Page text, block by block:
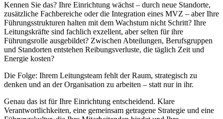
Kennen Sie das? Ihre Einrichtung wächst – durch neue Standorte,
zusätzliche Fachbereiche oder die Integration eines MVZ – aber Ihre
Führungsstrukturen halten mit dem Wachstum nicht Schritt? Ihre
Leitungskräfte sind fachlich exzellent, aber selten für ihre
Führungsrolle ausgebildet? Zwischen Abteilungen, Berufsgruppen
und Standorten entstehen Reibungsverluste, die täglich Zeit und
Energie kosten?
Die Folge: Ihrem Leitungsteam fehlt der Raum, strategisch zu
denken und an der Organisation zu arbeiten – statt nur in ihr.
Genau das ist für Ihre Einrichtung entscheidend. Klare
Verantwortlichkeiten, eine gemeinsam getragene Strategie und eine